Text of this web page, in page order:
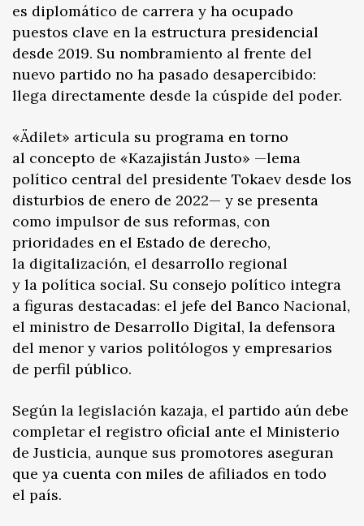
es diplomático de carrera y ha ocupado
puestos clave en la estructura presidencial
desde 2019. Su nombramiento al frente del
nuevo partido no ha pasado desapercibido:
llega directamente desde la cúspide del poder.
«Ädilet» articula su programa en torno
al concepto de «Kazajistán Justo» —lema
político central del presidente Tokaev desde los
disturbios de enero de 2022— y se presenta
como impulsor de sus reformas, con
prioridades en el Estado de derecho,
la digitalización, el desarrollo regional
y la política social. Su consejo político integra
a figuras destacadas: el jefe del Banco Nacional,
el ministro de Desarrollo Digital, la defensora
del menor y varios politólogos y empresarios
de perfil público.
Según la legislación kazaja, el partido aún debe
completar el registro oficial ante el Ministerio
de Justicia, aunque sus promotores aseguran
que ya cuenta con miles de afiliados en todo
el país.